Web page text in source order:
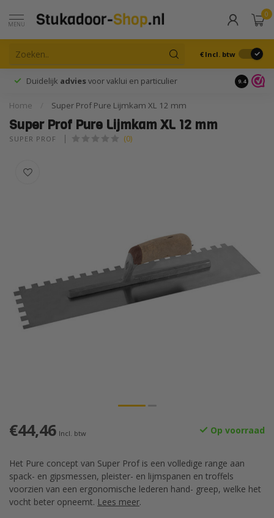
MENU
0
€ Incl. btw
Duidelijk adviesvoor vaklui en particulier 9.4
Home Super Prof Pure Lijmkam XL 12 mm
Super Prof Pure Lijmkam XL 12 mm
SUPER PROF (0)
€44,46 Incl. btw Op voorraad
Het Pure concept van Super Prof is een volledige range aan
spack- en gipsmessen, pleister- en lijmspanen en troffels
voorzien van een ergonomische lederen hand- greep, welke het
vocht beter opneemt. Lees meer.